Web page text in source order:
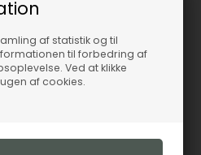
af statistik og til
til forbedring af
Ved at klikke
af cookies.